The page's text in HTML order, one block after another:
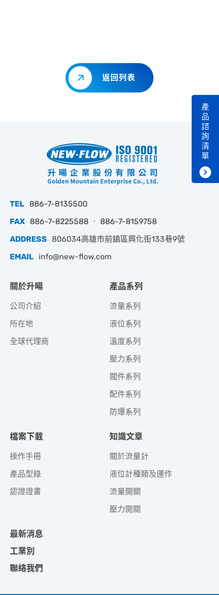
返回列表
產
品
諮
詢
清
單
TEL 886-7-8135500
FAX 886-7-8225588 ‧ 886-7-8159758
ADDRESS
806034高雄市前鎮區興化街133巷9號
EMAIL info@new-flow.com
關於升暘
公司介紹
所在地
全球代理商
產品系列
流量系列
液位系列
溫度系列
壓力系列
閥件系列
配件系列
防爆系列
檔案下載
操作手冊
產品型錄
認證證書
知識文章
關於流量計
液位計種類及運作
流量開關
壓力開關
最新消息
工業別
聯絡我們